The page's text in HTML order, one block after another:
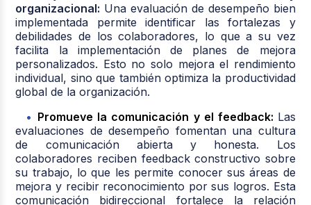
organizacional: Una evaluación de desempeño bien
implementada permite identificar las fortalezas y
debilidades de los colaboradores, lo que a su vez
facilita la implementación de planes de mejora
personalizados. Esto no solo mejora el rendimiento
individual, sino que también optimiza la productividad
global de la organización.
Promueve la comunicación y el feedback: Las
evaluaciones de desempeño fomentan una cultura
de comunicación abierta y honesta. Los
colaboradores reciben feedback constructivo sobre
su trabajo, lo que les permite conocer sus áreas de
mejora y recibir reconocimiento por sus logros. Esta
comunicación bidireccional fortalece la relación